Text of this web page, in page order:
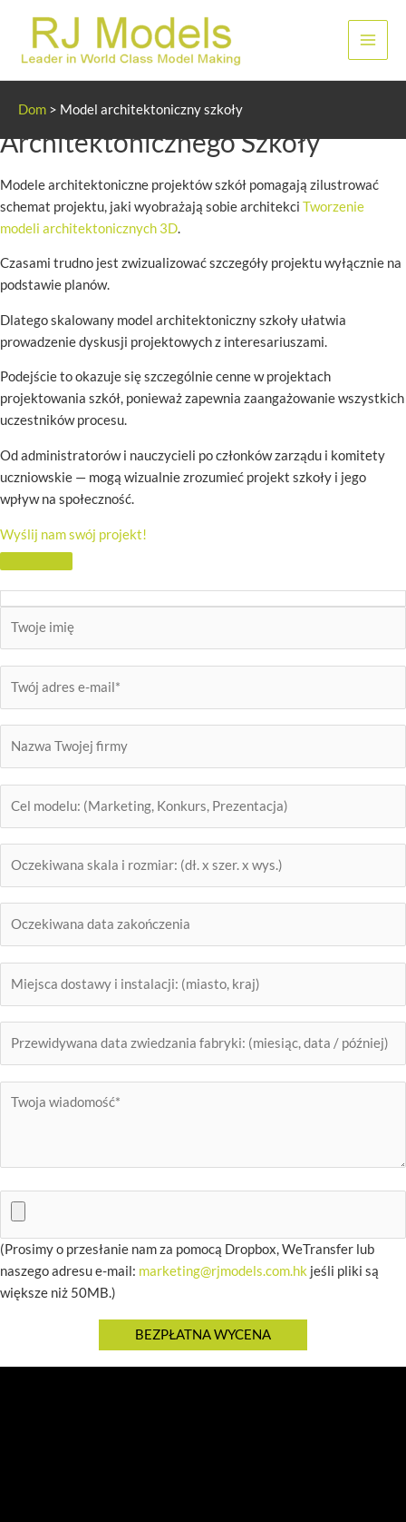
treści
Dom > Model architektoniczny szkoły
Model Projektu
Architektonicznego Szkoły
Modele architektoniczne projektów szkół pomagają zilustrować
schemat projektu, jaki wyobrażają sobie architekci Tworzenie
modeli architektonicznych 3D.
Czasami trudno jest zwizualizować szczegóły projektu wyłącznie na
podstawie planów.
Dlatego skalowany model architektoniczny szkoły ułatwia
prowadzenie dyskusji projektowych z interesariuszami.
Podejście to okazuje się szczególnie cenne w projektach
projektowania szkół, ponieważ zapewnia zaangażowanie wszystkich
uczestników procesu.
Od administratorów i nauczycieli po członków zarządu i komitety
uczniowskie — mogą wizualnie zrozumieć projekt szkoły i jego
wpływ na społeczność.
Wyślij nam swój projekt!
(Prosimy o przesłanie nam za pomocą Dropbox, WeTransfer lub
naszego adresu e-mail: marketing@rjmodels.com.hk jeśli pliki są
większe niż 50MB.)